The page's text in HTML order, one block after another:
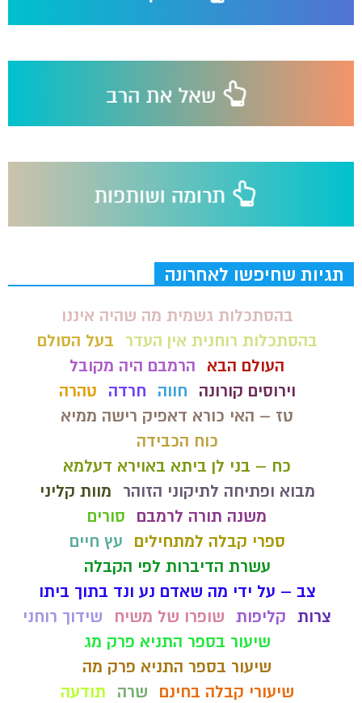
תגיות שחיפשו לאחרונה
בהסתכלות גשמית מה שהיה איננו
בהסתכלות רוחנית אין העדר
בעל הסולם
העולם הבא
הרמבם היה מקובל
וירוסים קורונה
חווה חרדה
טהרה
טז – האי כורא דאפיק רישה ממיא
כוח הכבידה
כח – בני לן ביתא באוירא דעלמא
מבוא ופתיחה לתיקוני הזוהר
מוות קליני
משנה תורה לרמבם
סורים
ספרי קבלה למתחילים
עץ חיים
עשרת הדיברות לפי הקבלה
צב – על ידי מה שאדם נע ונד בתוך ביתו
צרות קליפות שופרו של משיח
שידוך רוחני
שיעור בספר התניא פרק מג
שיעור בספר התניא פרק מה
שיעורי קבלה בחינם
שרה
תודעה